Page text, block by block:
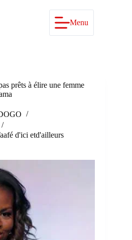
Menu
prêts à élire une femme
d'ici etd'ailleurs